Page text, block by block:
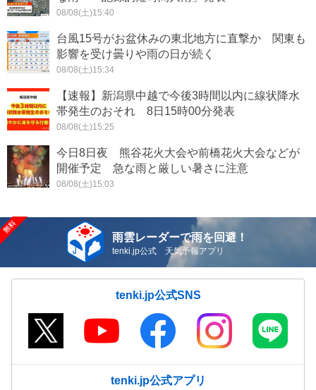
08/08(土)15:40
台風15号がお盆休みの東北地方に直撃か 関東も
影響を受け曇りや雨の日が続く
08/08(土)15:34
【速報】新潟県中越で今後3時間以内に線状降水
帯発生のおそれ 8日15時00分発表
08/08(土)15:25
今日8日夜 熊谷花火大会や前橋花火大会などが
開催予定 急な雨と厳しい暑さに注意
08/08(土)15:03
雨雲レーダーで雨を回避！
tenki.jp公式 天気予報アプリ
tenki.jp公式SNS
tenki.jp公式アプリ